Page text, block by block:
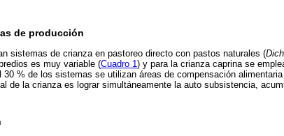
de producción
sistemas de crianza en pastoreo directo con pastos naturales (
es muy variable (Cuadro 1 ) y para la crianza caprina se
% de los sistemas se utilizan áreas de compensación
de la crianza es lograr simultáneamente la auto subsistencia,